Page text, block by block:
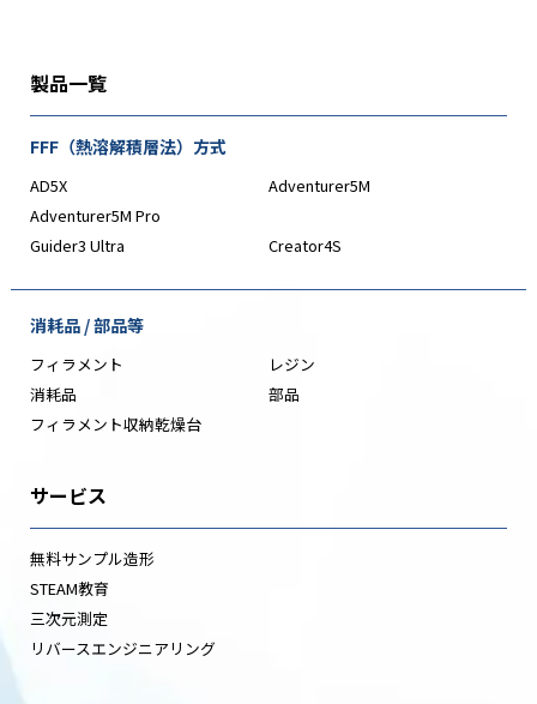
製品一覧
FFF（熱溶解積層法）方式
AD5X
Adventurer5M
Adventurer5M Pro
Guider3 Ultra
Creator4S
消耗品 / 部品等
フィラメント
レジン
消耗品
部品
フィラメント収納乾燥台
サービス
無料サンプル造形
STEAM教育
三次元測定
リバースエンジニアリング